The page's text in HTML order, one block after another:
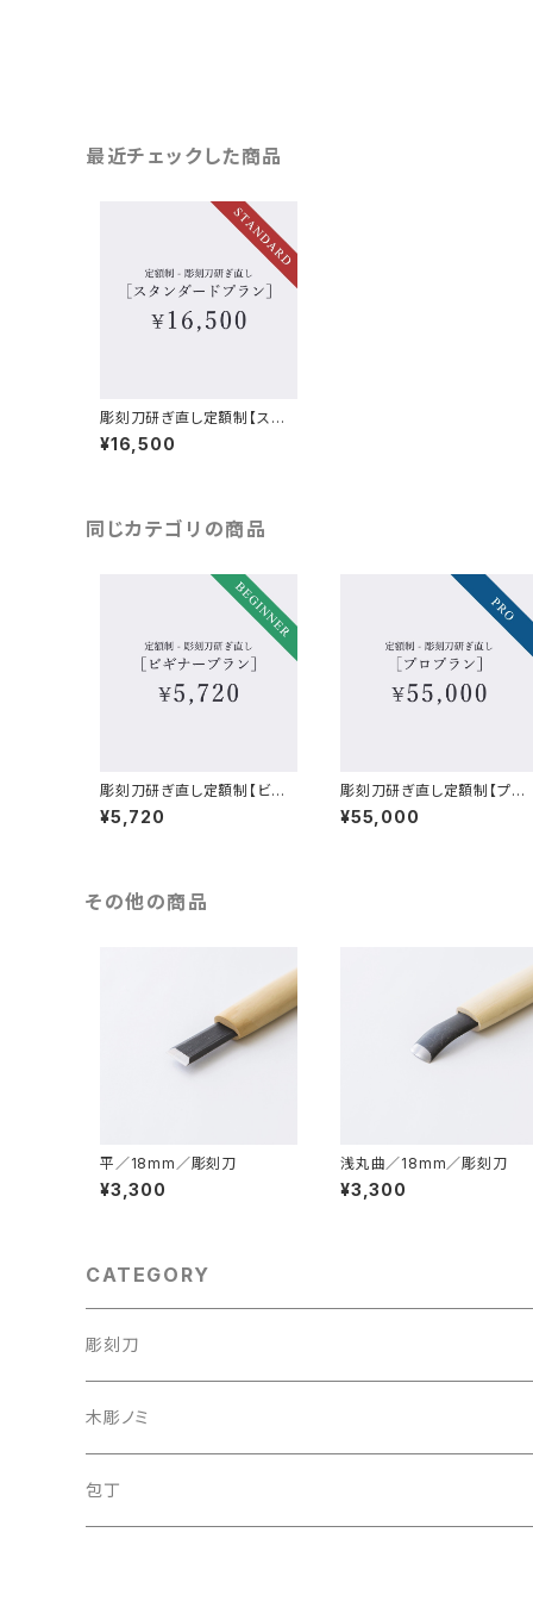
最近チェックした商品
彫刻刀研ぎ直し定額制【スタ
ンダードプラン】
¥16,500
同じカテゴリの商品
彫刻刀研ぎ直し定額制【ビギ
ナープラン】
¥5,720
彫刻刀研ぎ直し定額制【プロ
プラン】
¥55,000
その他の商品
平／18mm／彫刻刀
¥3,300
浅丸曲／18mm／彫刻刀
¥3,300
CATEGORY
彫刻刀
彫刻刀セット
定額制研ぎ直し
木彫ノミ
木彫のみセット
包丁